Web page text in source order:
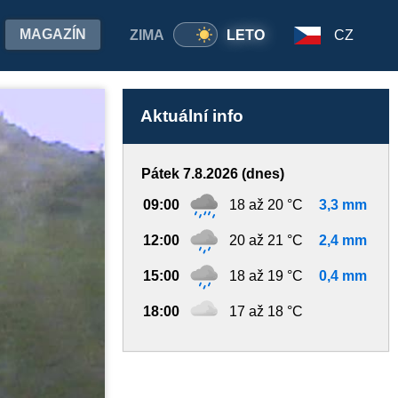
ZIMA LETO
MAGAZÍN CZ
Aktuální info
Pátek 7.8.2026 (dnes)
09:00 18 až 20 °C 3,3 mm
12:00 20 až 21 °C 2,4 mm
15:00 18 až 19 °C 0,4 mm
18:00 17 až 18 °C